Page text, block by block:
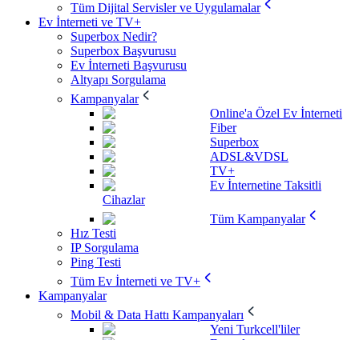
Tüm Dijital Servisler ve Uygulamalar
Ev İnterneti ve TV+
Superbox Nedir?
Superbox Başvurusu
Ev İnterneti Başvurusu
Altyapı Sorgulama
Kampanyalar
Online'a Özel Ev İnterneti
Fiber
Superbox
ADSL&VDSL
TV+
Ev İnternetine Taksitli
Cihazlar
Tüm Kampanyalar
Hız Testi
IP Sorgulama
Ping Testi
Tüm Ev İnterneti ve TV+
Kampanyalar
Mobil & Data Hattı Kampanyaları
Yeni Turkcell'liler